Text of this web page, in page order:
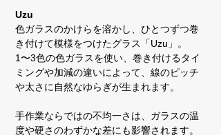
Uzu
色ガラスのかけらを溶かし、ひとつずつ巻
き付けて模様をつけたグラス「Uzu」。
1〜3色の色ガラスを使い、巻き付けるタイ
ミングや加減の違いによって、線のピッチ
や太さに自然なゆらぎが生まれます。
手作業ならではの不均一さは、ガラスの温
度や硬さのわずかな差にも影響されます。